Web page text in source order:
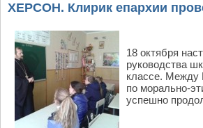
ХЕРСОН. Клирик епархии
18 октября
руководства
классе. Между
по морально-
успешно